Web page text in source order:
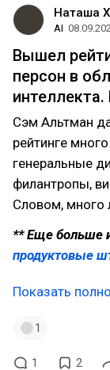
Наташа
AI
Вышел
персон в
Сэм Альтман
рейтинге
генеральные
филантропы,
Словом, много
** Еще больше
продуктовые
Показать
1
1 2